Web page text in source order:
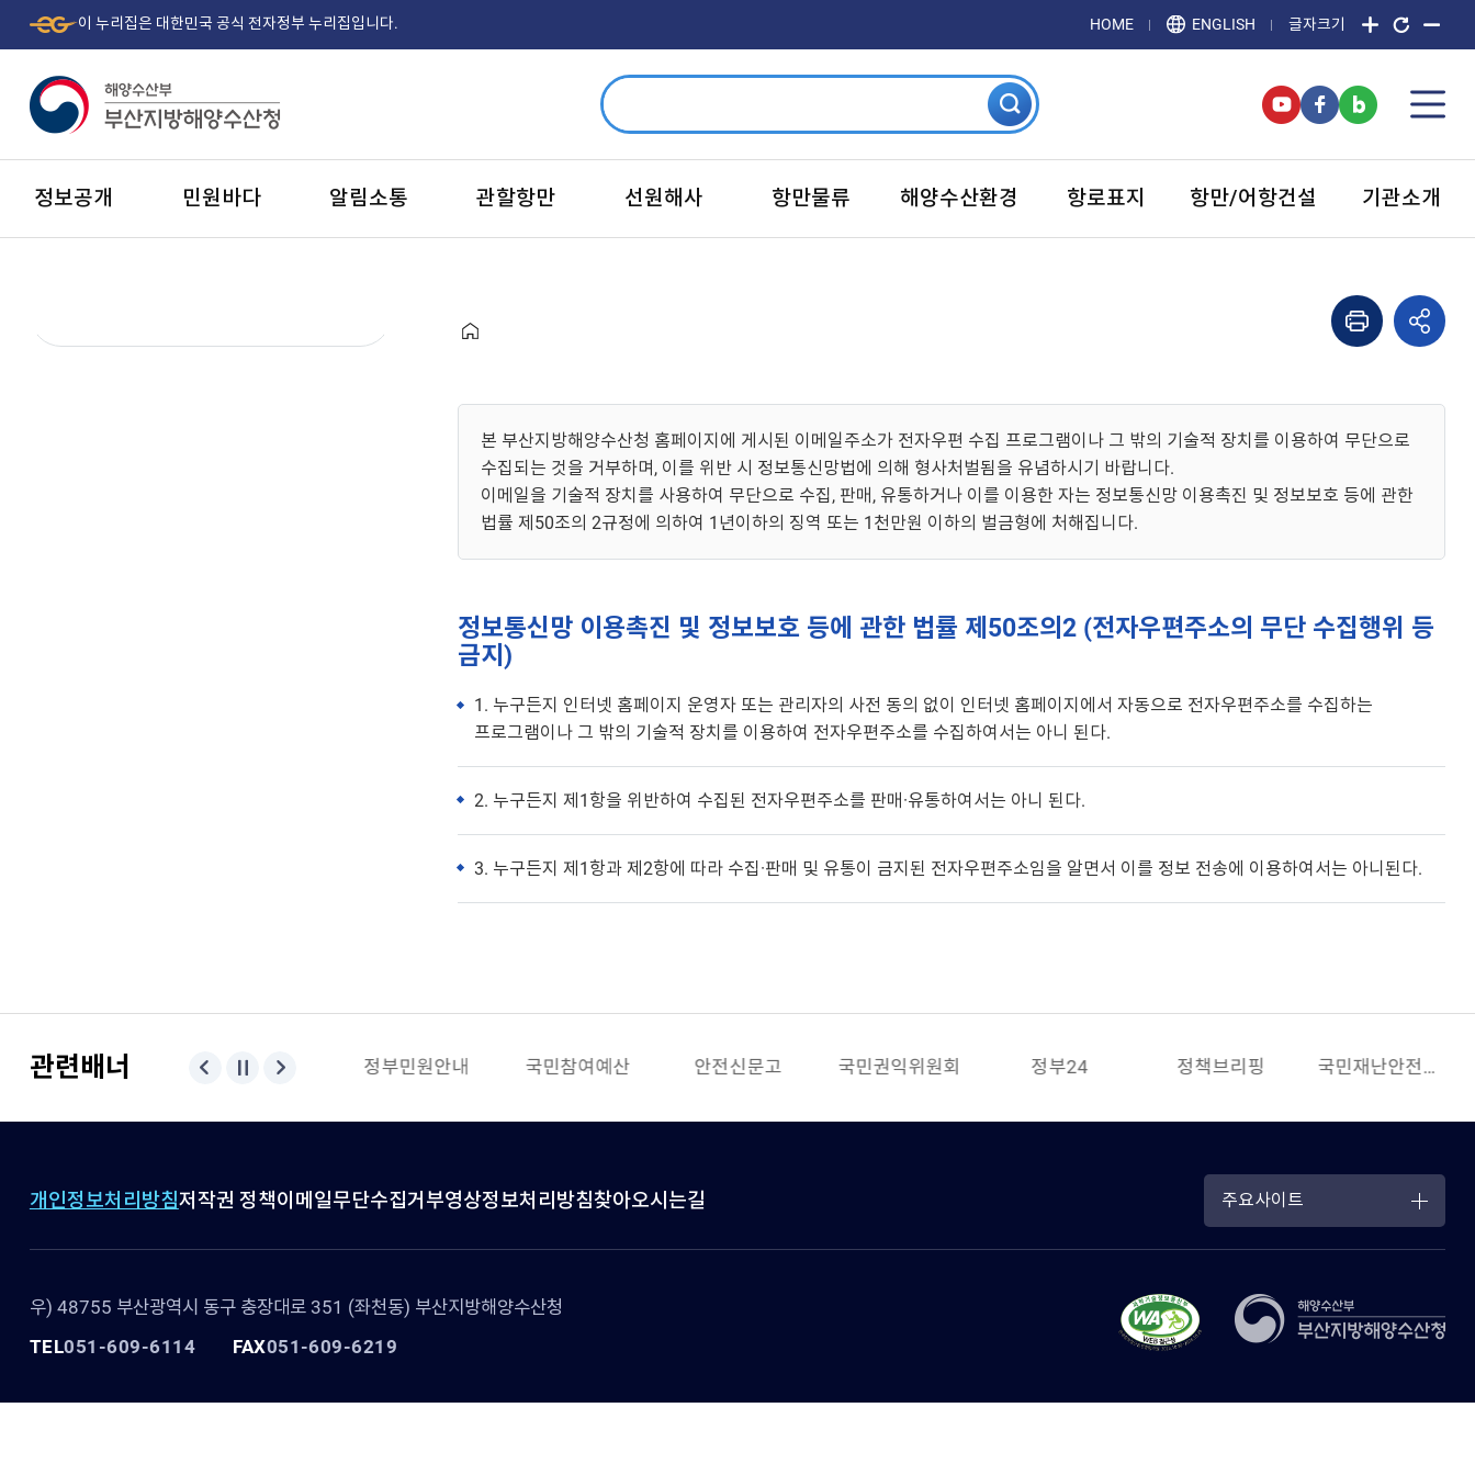
이 누리집은 대한민국 공식 전자정부 누리집입니다. HOME ENGLISH 글자크기
정보공개 민원바다 알림소통 관할항만 선원해사 항만물류 해양수산환경 항로표지 항만/어항건설 기관소개
본 부산지방해양수산청 홈페이지에 게시된 이메일주소가 전자우편 수집 프로그램이나 그 밖의 기술적 장치를 이용하여 무단으로
수집되는 것을 거부하며, 이를 위반 시 정보통신망법에 의해 형사처벌됨을 유념하시기 바랍니다.
이메일을 기술적 장치를 사용하여 무단으로 수집, 판매, 유통하거나 이를 이용한 자는 정보통신망 이용촉진 및 정보보호 등에 관한
법률 제50조의 2규정에 의하여 1년이하의 징역 또는 1천만원 이하의 벌금형에 처해집니다.
정보통신망 이용촉진 및 정보보호 등에 관한 법률 제50조의2 (전자우편주소의 무단 수집행위 등
금지)
1. 누구든지 인터넷 홈페이지 운영자 또는 관리자의 사전 동의 없이 인터넷 홈페이지에서 자동으로 전자우편주소를 수집하는
프로그램이나 그 밖의 기술적 장치를 이용하여 전자우편주소를 수집하여서는 아니 된다.
2. 누구든지 제1항을 위반하여 수집된 전자우편주소를 판매·유통하여서는 아니 된다.
3. 누구든지 제1항과 제2항에 따라 수집·판매 및 유통이 금지된 전자우편주소임을 알면서 이를 정보 전송에 이용하여서는 아니된다.
관련배너
PORT-MIS 해양수산부 정부민원안내 국민참여예산 안전신문고 국민권익위원회 정부24 정책브리핑 국민재난안전포털
개인정보처리방침저작권 정책이메일무단수집거부영상정보처리방침찾아오시는길 주요사이트
우) 48755 부산광역시 동구 충장대로 351 (좌천동) 부산지방해양수산청
TEL051-609-6114 FAX051-609-6219